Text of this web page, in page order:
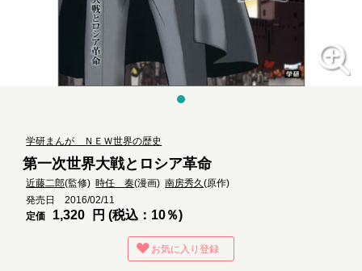
学研まんが ＮＥＷ世界の歴史
第一次世界大戦とロシア革命
近藤二郎(監修)時任 奏(漫画)南房秀久(原作)
発売日 2016/02/11
定価
1,320 円 (税込：10％)
お気に入り登録